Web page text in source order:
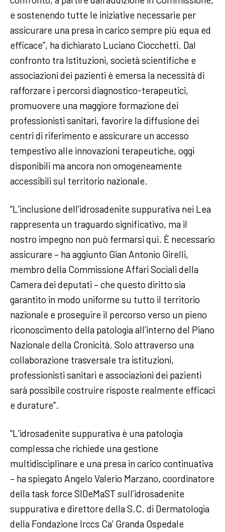
e sostenendo tutte le iniziative necessarie per
assicurare una presa in carico sempre più equa ed
efficace”, ha dichiarato Luciano Ciocchetti. Dal
confronto tra Istituzioni, società scientifiche e
associazioni dei pazienti è emersa la necessità di
rafforzare i percorsi diagnostico-terapeutici,
promuovere una maggiore formazione dei
professionisti sanitari, favorire la diffusione dei
centri di riferimento e assicurare un accesso
tempestivo alle innovazioni terapeutiche, oggi
disponibili ma ancora non omogeneamente
accessibili sul territorio nazionale.
“L’inclusione dell’idrosadenite suppurativa nei Lea
rappresenta un traguardo significativo, ma il
nostro impegno non può fermarsi qui. È necessario
assicurare – ha aggiunto Gian Antonio Girelli,
membro della Commissione Affari Sociali della
Camera dei deputati – che questo diritto sia
garantito in modo uniforme su tutto il territorio
nazionale e proseguire il percorso verso un pieno
riconoscimento della patologia all’interno del Piano
Nazionale della Cronicità. Solo attraverso una
collaborazione trasversale tra istituzioni,
professionisti sanitari e associazioni dei pazienti
sarà possibile costruire risposte realmente efficaci
e durature”.
“L’idrosadenite suppurativa è una patologia
complessa che richiede una gestione
multidisciplinare e una presa in carico continuativa
– ha spiegato Angelo Valerio Marzano, coordinatore
della task force SIDeMaST sull’idrosadenite
suppurativa e direttore della S.C. di Dermatologia
della Fondazione Irccs Ca’ Granda Ospedale